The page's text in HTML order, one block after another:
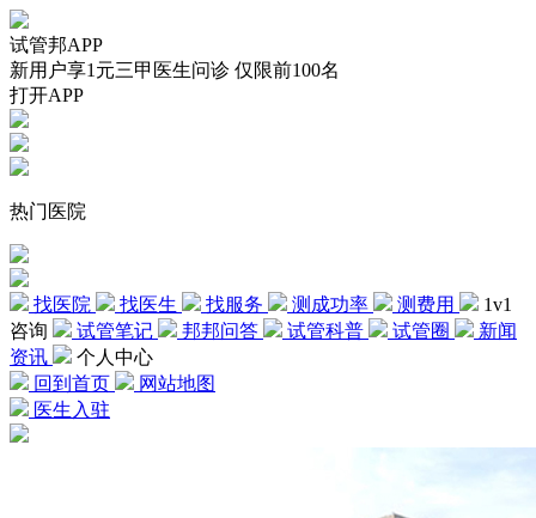
试管邦APP
新用户享1元三甲医生问诊 仅限前100名
打开APP
热门医院
找医院 找医生 找服务 测成功率 测费用
1v1
咨询
试管笔记 邦邦问答 试管科普 试管圈
新闻
资讯
个人中心
回到首页
网站地图
医生入驻